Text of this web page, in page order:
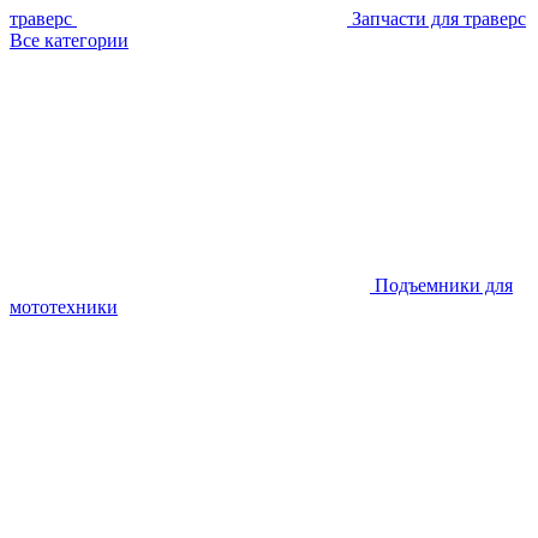
траверс
Запчасти для траверс
Все категории
Подъемники для
мототехники